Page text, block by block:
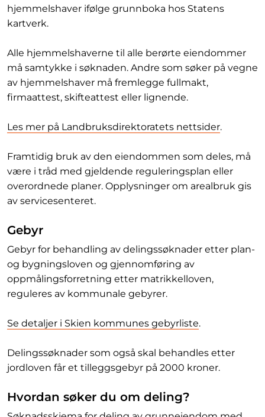
hjemmelshaver ifølge grunnboka hos Statens
kartverk.
Alle hjemmelshaverne til alle berørte eiendommer
må samtykke i søknaden. Andre som søker på vegne
av hjemmelshaver må fremlegge fullmakt,
firmaattest, skifteattest eller lignende.
Les mer på Landbruksdirektoratets nettsider.
Framtidig bruk av den eiendommen som deles, må
være i tråd med gjeldende reguleringsplan eller
overordnede planer. Opplysninger om arealbruk gis
av servicesenteret.
Gebyr
Gebyr for behandling av delingssøknader etter plan-
og bygningsloven og gjennomføring av
oppmålingsforretning etter matrikkelloven,
reguleres av kommunale gebyrer.
Se detaljer i Skien kommunes gebyrliste.
Delingssøknader som også skal behandles etter
jordloven får et tilleggsgebyr på 2000 kroner.
Hvordan søker du om deling?